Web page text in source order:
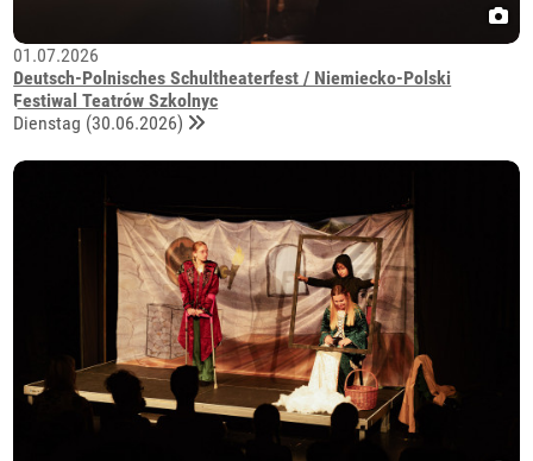
01.07.2026
Deutsch-Polnisches Schultheaterfest / Niemiecko-Polski
Festiwal Teatrów Szkolnyc
Dienstag (30.06.2026)